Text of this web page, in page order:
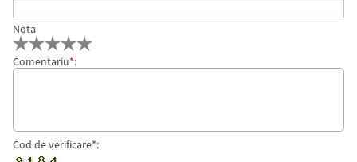
Nota
Comentariu*:
Cod de verificare*: